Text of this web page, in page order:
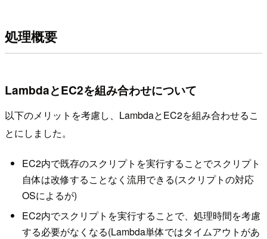
処理概要
LambdaとEC2を組み合わせについて
以下のメリットを考慮し、LambdaとEC2を組み合わせるこ
とにしました。
EC2内で既存のスクリプトを実行することでスクリプト
自体は改修することなく流用できる(スクリプトの対応
OSによるが)
EC2内でスクリプトを実行することで、処理時間を考慮
する必要がなくなる(Lambda単体ではタイムアウトがあ